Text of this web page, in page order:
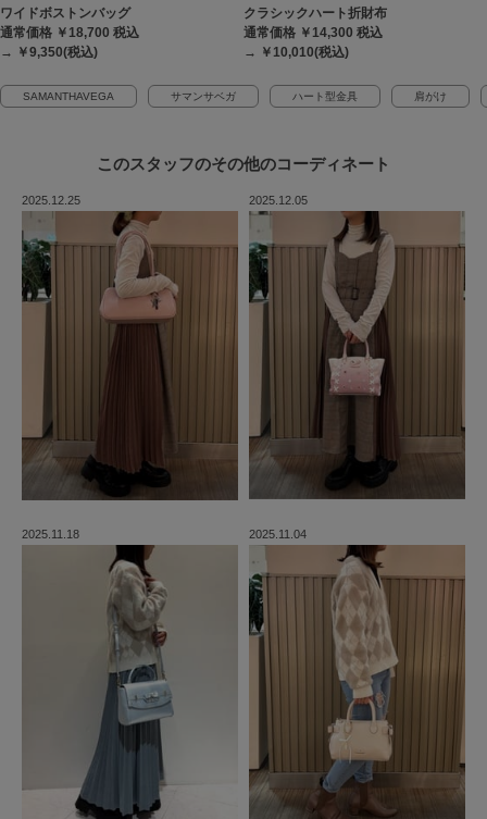
ワイドボストンバッグ
通常価格 ￥18,700 税込
→ ￥9,350(税込)
クラシックハート折財布
通常価格 ￥14,300 税込
→ ￥10,010(税込)
SAMANTHAVEGA サマンサベガ ハート型金具 肩がけ
このスタッフのその他のコーディネート
2025.12.25 2025.12.05
2025.11.18 2025.11.04